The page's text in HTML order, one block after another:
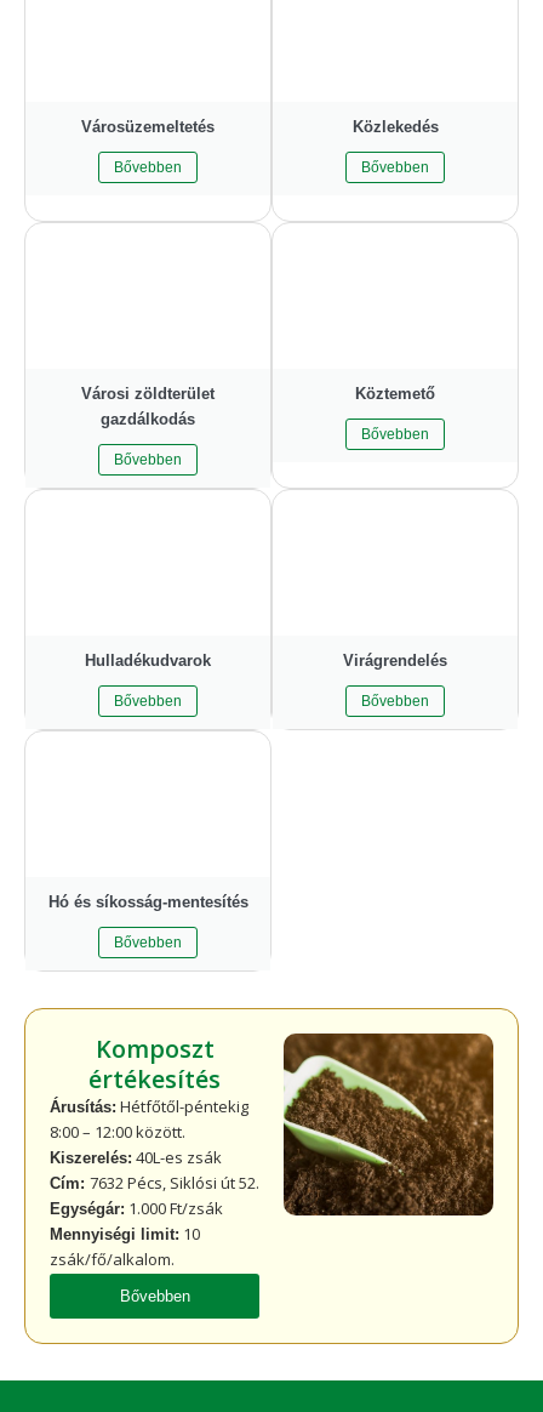
Városüzemeltetés
Bővebben
Közlekedés
Bővebben
Városi zöldterület
gazdálkodás
Bővebben
Köztemető
Bővebben
Hulladékudvarok
Bővebben
Virágrendelés
Bővebben
Hó és síkosság-mentesítés
Bővebben
Komposzt
értékesítés
Árusítás: Hétfőtől-péntekig
8:00 – 12:00 között.
Kiszerelés: 40L-es zsák
Cím: 7632 Pécs, Siklósi út 52.
Egységár: 1.000 Ft/zsák
Mennyiségi limit: 10
zsák/fő/alkalom.
Bővebben